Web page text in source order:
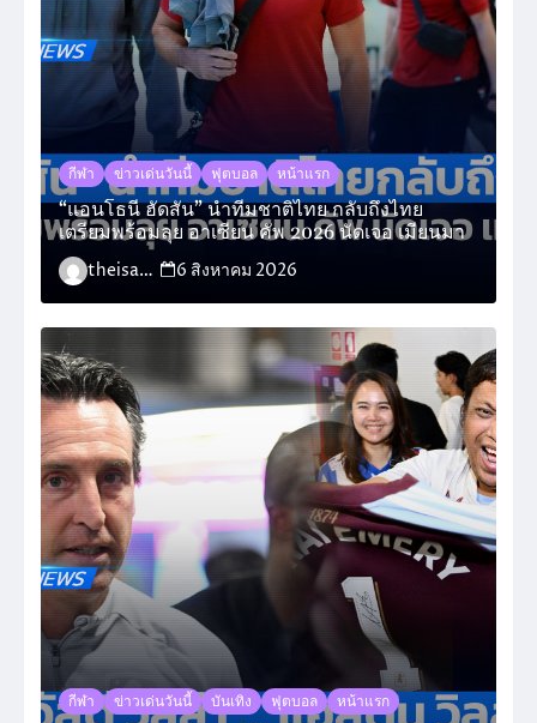
กีฬา ข่าวเด่นวันนี้ ฟุตบอล หน้าแรก
“แอนโธนี ฮัดสัน” นำทีมชาติไทย กลับถึงไทย
เตรียมพร้อมลุย อาเซียน คัพ 2026 นัดเจอ เมียนมา
theisara_admin 6 สิงหาคม 2026
กีฬา ข่าวเด่นวันนี้ บันเทิง ฟุตบอล หน้าแรก